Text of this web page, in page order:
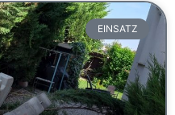
EINSATZ